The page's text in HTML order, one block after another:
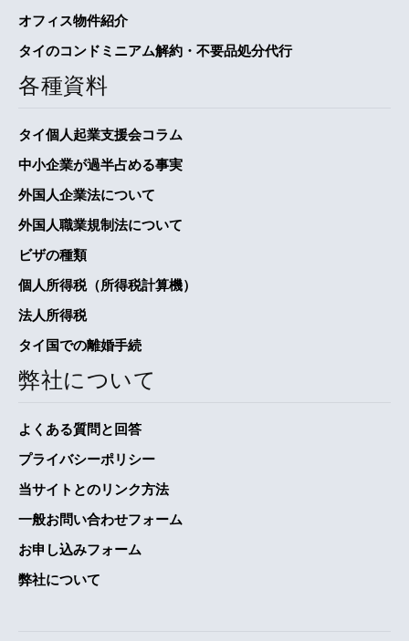
オフィス物件紹介
タイのコンドミニアム解約・不要品処分代行
各種資料
タイ個人起業支援会コラム
中小企業が過半占める事実
外国人企業法について
外国人職業規制法について
ビザの種類
個人所得税（所得税計算機）
法人所得税
タイ国での離婚手続
弊社について
よくある質問と回答
プライバシーポリシー
当サイトとのリンク方法
一般お問い合わせフォーム
お申し込みフォーム
弊社について